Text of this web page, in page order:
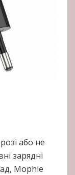
або не
зарядні
Mophie